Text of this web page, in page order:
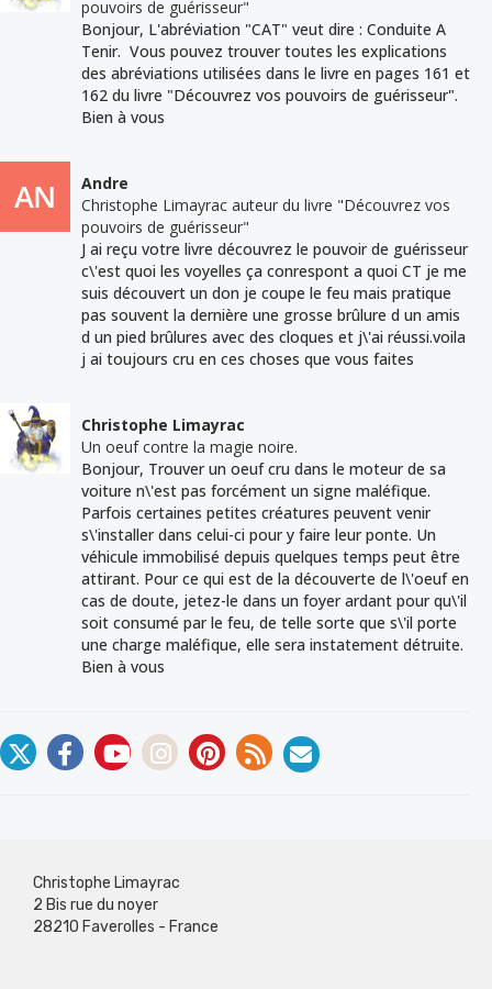
pouvoirs de guérisseur"
Bonjour, L'abréviation "CAT" veut dire : Conduite A
Tenir. Vous pouvez trouver toutes les explications
des abréviations utilisées dans le livre en pages 161 et
162 du livre "Découvrez vos pouvoirs de guérisseur".
Bien à vous
Andre
Christophe Limayrac auteur du livre "Découvrez vos
pouvoirs de guérisseur"
J ai reçu votre livre découvrez le pouvoir de guérisseur
c\'est quoi les voyelles ça conrespont a quoi CT je me
suis découvert un don je coupe le feu mais pratique
pas souvent la dernière une grosse brûlure d un amis
d un pied brûlures avec des cloques et j\'ai réussi.voila
j ai toujours cru en ces choses que vous faites
Christophe Limayrac
Un oeuf contre la magie noire.
Bonjour, Trouver un oeuf cru dans le moteur de sa
voiture n\'est pas forcément un signe maléfique.
Parfois certaines petites créatures peuvent venir
s\'installer dans celui-ci pour y faire leur ponte. Un
véhicule immobilisé depuis quelques temps peut être
attirant. Pour ce qui est de la découverte de l\'oeuf en
cas de doute, jetez-le dans un foyer ardant pour qu\'il
soit consumé par le feu, de telle sorte que s\'il porte
une charge maléfique, elle sera instatement détruite.
Bien à vous
Christophe Limayrac
2 Bis rue du noyer
28210 Faverolles - France